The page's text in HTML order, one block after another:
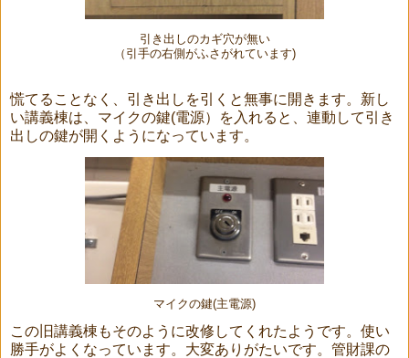
引き出しのカギ穴が無い
（引手の右側がふさがれています)
慌てることなく、引き出しを引くと無事に開きます。新し
い講義棟は、マイクの鍵(電源）を入れると、連動して引き
出しの鍵が開くようになっています。
マイクの鍵(主電源)
この旧講義棟もそのように改修してくれたようです。使い
勝手がよくなっています。大変ありがたいです。管財課の